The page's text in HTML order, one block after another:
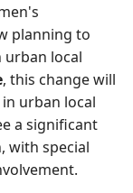
planning to
local
, this change will
urban local
a significant
with special